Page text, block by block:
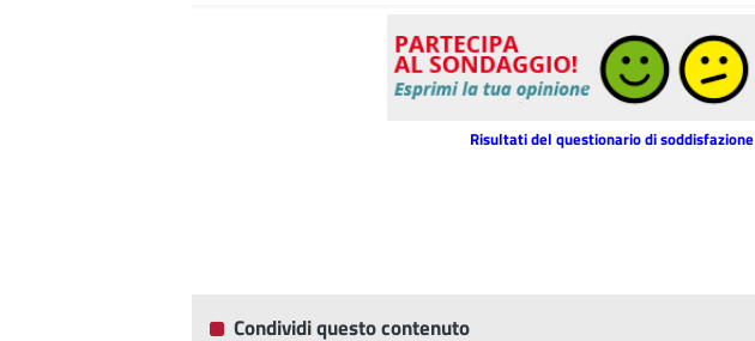
Risultati del questionario di soddisfazione
Condividi questo contenuto